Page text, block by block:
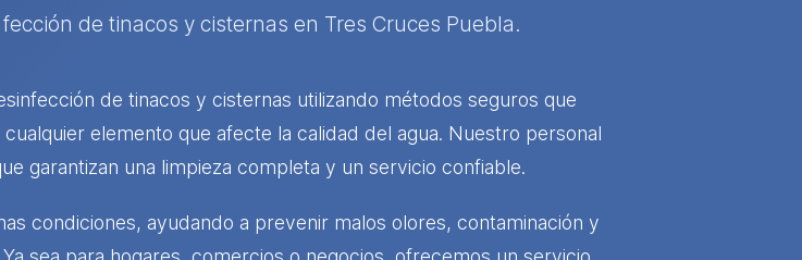
de tinacos y cisternas en Tres Cruces Puebla.
de tinacos y cisternas utilizando métodos seguros que
elemento que afecte la calidad del agua. Nuestro personal
garantizan una limpieza completa y un servicio confiable.
condiciones, ayudando a prevenir malos olores, contaminación y